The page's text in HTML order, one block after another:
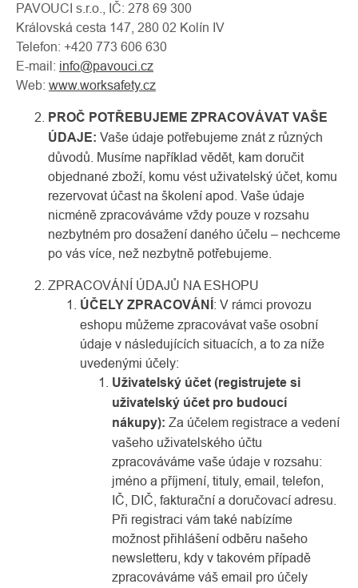
PAVOUCI s.r.o., IČ: 278 69 300
Královská cesta 147, 280 02 Kolín IV
Telefon: +420 773 606 630
E-mail: info@pavouci.cz
Web: www.worksafety.cz
PROČ POTŘEBUJEME ZPRACOVÁVAT VAŠE
ÚDAJE: Vaše údaje potřebujeme znát z různých
důvodů. Musíme například vědět, kam doručit
objednané zboží, komu vést uživatelský účet, komu
rezervovat účast na školení apod. Vaše údaje
nicméně zpracováváme vždy pouze v rozsahu
nezbytném pro dosažení daného účelu – nechceme
po vás více, než nezbytně potřebujeme.
ZPRACOVÁNÍ ÚDAJŮ NA ESHOPU
ÚČELY ZPRACOVÁNÍ: V rámci provozu
eshopu můžeme zpracovávat vaše osobní
údaje v následujících situacích, a to za níže
uvedenými účely:
Uživatelský účet (registrujete si
uživatelský účet pro budoucí
nákupy): Za účelem registrace a vedení
vašeho uživatelského účtu
zpracováváme vaše údaje v rozsahu:
jméno a příjmení, tituly, email, telefon,
IČ, DIČ, fakturační a doručovací adresu.
Při registraci vám také nabízíme
možnost přihlášení odběru našeho
newsletteru, kdy v takovém případě
zpracováváme váš email pro účely